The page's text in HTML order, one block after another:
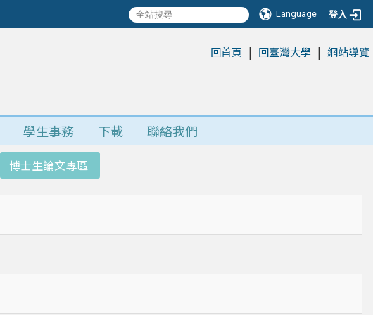
Language 登入
回首頁 | 回臺灣大學 | 網站導覽
學生事務 下載 聯絡我們
博士生論文專區